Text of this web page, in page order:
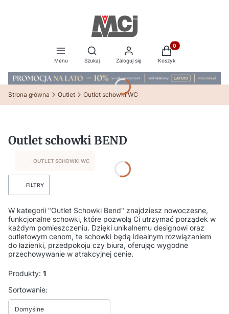
Menu
Otwórz wyszukiwarkę
Szukaj Zaloguj się
Produkty w
Koszyk
Strona główna Outlet Outlet schowki WC
Outlet schowki BEND
OUTLET SCHOWKI WC
FILTRY
W kategorii "Outlet Schowki Bend" znajdziesz nowoczesne,
funkcjonalne schowki, które pozwolą Ci utrzymać porządek w
każdym pomieszczeniu. Dzięki unikalnemu designowi oraz
outletowym cenom, te schowki będą idealnym rozwiązaniem
do łazienki, przedpokoju czy biura, oferując wygodne
przechowywanie w atrakcyjnej cenie.
Produkty: 1
Lista produktów
Sortowanie:
Domyślne